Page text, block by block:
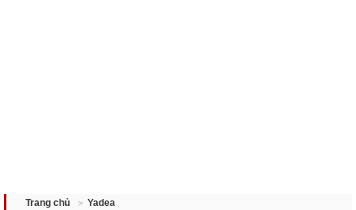
Trang chủ Yadea